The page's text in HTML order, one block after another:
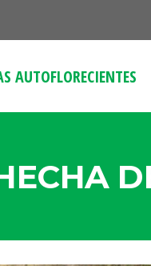
AUTOFLORECIENTES